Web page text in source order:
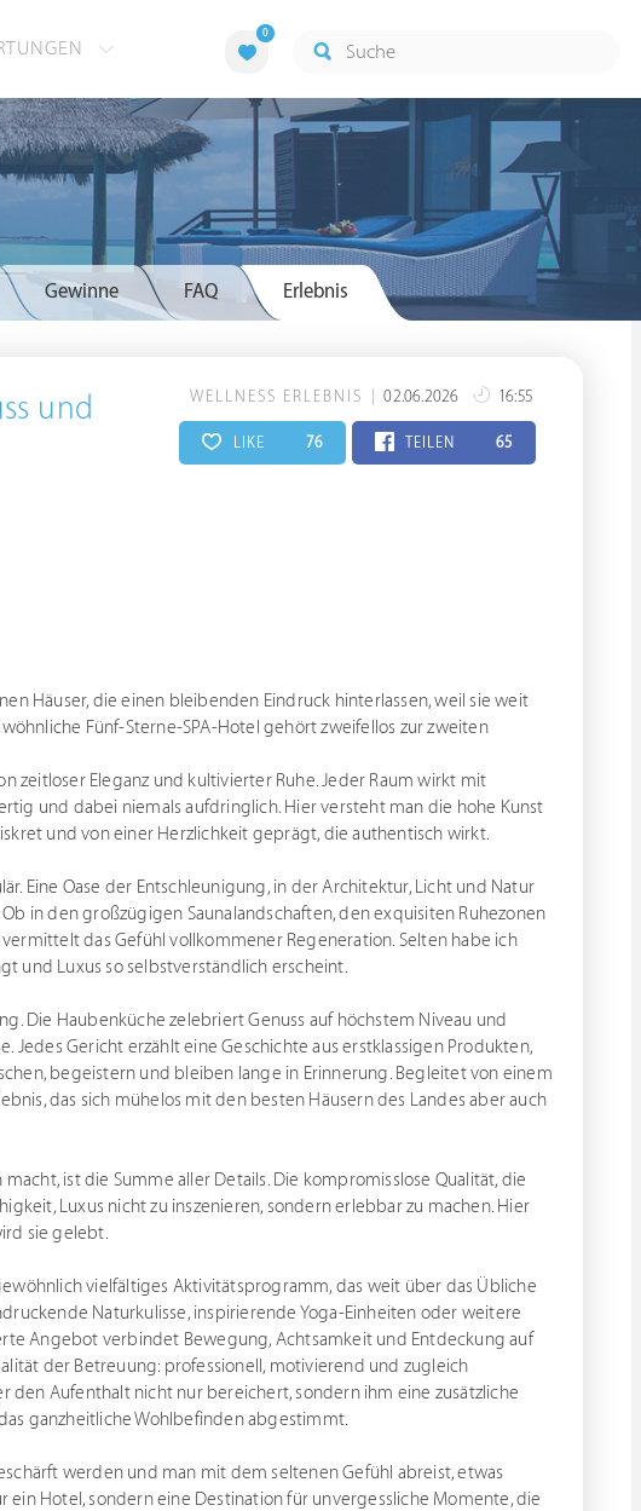
0
Gewinne FAQ Erlebnis
WELLNESS ERLEBNIS 02.06.2026 16:55
LIKE 76 TEILEN 65
und
Häuser, die einen bleibenden Eindruck hinterlassen, weil sie weit
Fünf-Sterne-SPA-Hotel gehört zweifellos zur zweiten
zeitloser Eleganz und kultivierter Ruhe. Jeder Raum wirkt mit
und dabei niemals aufdringlich. Hier versteht man die hohe Kunst
und von einer Herzlichkeit geprägt, die authentisch wirkt.
Eine Oase der Entschleunigung, in der Architektur, Licht und Natur
in den großzügigen Saunalandschaften, den exquisiten Ruhezonen
das Gefühl vollkommener Regeneration. Selten habe ich
und Luxus so selbstverständlich erscheint.
Die Haubenküche zelebriert Genuss auf höchstem Niveau und
Jedes Gericht erzählt eine Geschichte aus erstklassigen Produkten,
begeistern und bleiben lange in Erinnerung. Begleitet von einem
das sich mühelos mit den besten Häusern des Landes aber auch
ist die Summe aller Details. Die kompromisslose Qualität, die
Luxus nicht zu inszenieren, sondern erlebbar zu machen. Hier
sie gelebt.
vielfältiges Aktivitätsprogramm, das weit über das Übliche
Naturkulisse, inspirierende Yoga-Einheiten oder weitere
Angebot verbindet Bewegung, Achtsamkeit und Entdeckung auf
der Betreuung: professionell, motivierend und zugleich
Aufenthalt nicht nur bereichert, sondern ihm eine zusätzliche
ganzheitliche Wohlbefinden abgestimmt.
werden und man mit dem seltenen Gefühl abreist, etwas
Hotel, sondern eine Destination für unvergessliche Momente, die